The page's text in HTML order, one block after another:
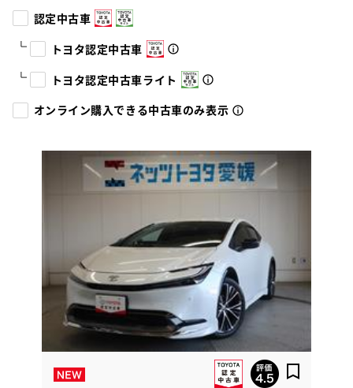
認定中古車
トヨタ認定中古車
トヨタ認定中古車ライト
オンライン購入できる中古車のみ表示